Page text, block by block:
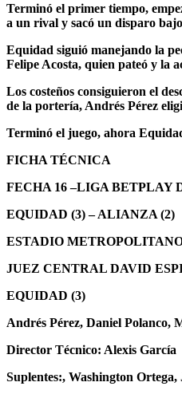
Terminó el primer tiempo,
a un rival y sacó un disparo
Equidad siguió manejando la
Felipe Acosta, quien pateó y la
Los costeños consiguieron el
de la portería, Andrés Pérez
Terminó el juego, ahora
FICHA TÉCNICA
FECHA 16 –LIGA BETPLAY
EQUIDAD (3) – ALIANZA (2)
ESTADIO
JUEZ CENTRAL DAVID
EQUIDAD (3)
Andrés Pérez, Daniel Polanco,
Director Técnico: Alexis García
Suplentes:, Washington